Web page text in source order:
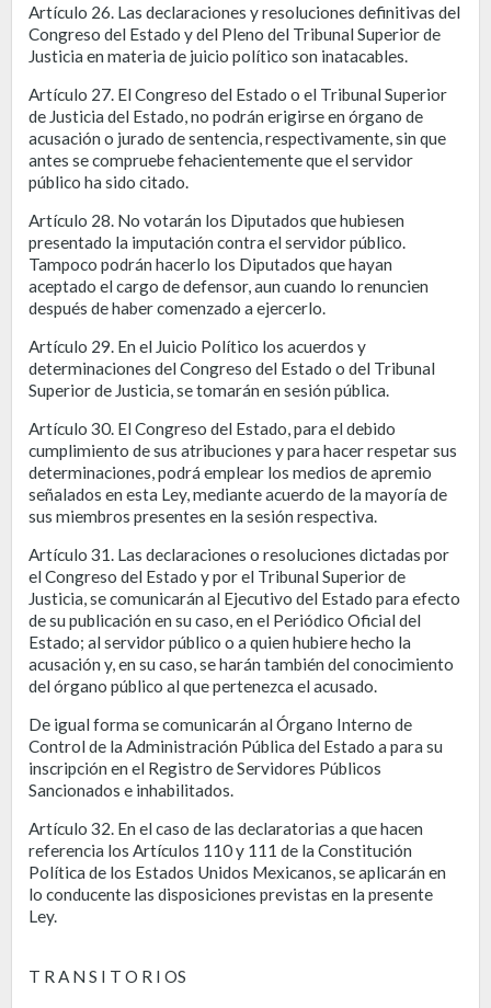
Artículo 26. Las declaraciones y resoluciones definitivas del
Congreso del Estado y del Pleno del Tribunal Superior de
Justicia en materia de juicio político son inatacables.
Artículo 27. El Congreso del Estado o el Tribunal Superior
de Justicia del Estado, no podrán erigirse en órgano de
acusación o jurado de sentencia, respectivamente, sin que
antes se compruebe fehacientemente que el servidor
público ha sido citado.
Artículo 28. No votarán los Diputados que hubiesen
presentado la imputación contra el servidor público.
Tampoco podrán hacerlo los Diputados que hayan
aceptado el cargo de defensor, aun cuando lo renuncien
después de haber comenzado a ejercerlo.
Artículo 29. En el Juicio Político los acuerdos y
determinaciones del Congreso del Estado o del Tribunal
Superior de Justicia, se tomarán en sesión pública.
Artículo 30. El Congreso del Estado, para el debido
cumplimiento de sus atribuciones y para hacer respetar sus
determinaciones, podrá emplear los medios de apremio
señalados en esta Ley, mediante acuerdo de la mayoría de
sus miembros presentes en la sesión respectiva.
Artículo 31. Las declaraciones o resoluciones dictadas por
el Congreso del Estado y por el Tribunal Superior de
Justicia, se comunicarán al Ejecutivo del Estado para efecto
de su publicación en su caso, en el Periódico Oficial del
Estado; al servidor público o a quien hubiere hecho la
acusación y, en su caso, se harán también del conocimiento
del órgano público al que pertenezca el acusado.
De igual forma se comunicarán al Órgano Interno de
Control de la Administración Pública del Estado a para su
inscripción en el Registro de Servidores Públicos
Sancionados e inhabilitados.
Artículo 32. En el caso de las declaratorias a que hacen
referencia los Artículos 110 y 111 de la Constitución
Política de los Estados Unidos Mexicanos, se aplicarán en
lo conducente las disposiciones previstas en la presente
Ley.
T R A N S I T O R I OS